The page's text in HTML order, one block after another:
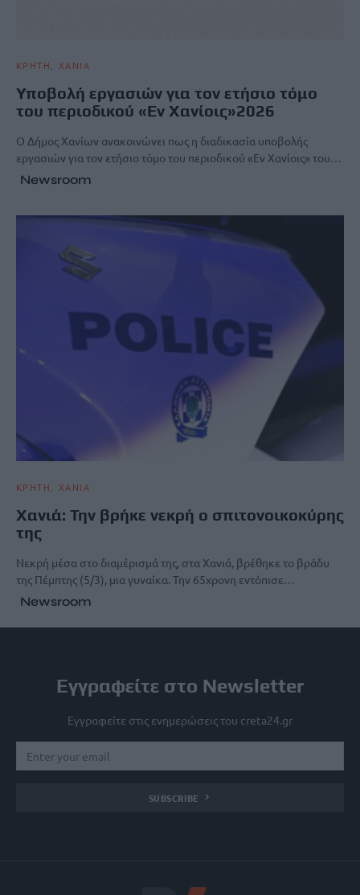
ΚΡΗΤΗ ΧΑΝΙΑ
Υποβολή εργασιών για τον ετήσιο τόμο
του περιοδικού «Εν Χανίοις»2026
Ο Δήμος Χανίων ανακοινώνει πως η διαδικασία υποβολής
εργασιών για τον ετήσιο τόμο του περιοδικού «Εν Χανίοις» του…
Newsroom
ΚΡΗΤΗ ΧΑΝΙΑ
Χανιά: Την βρήκε νεκρή ο σπιτονοικοκύρης
της
Νεκρή μέσα στο διαμέρισμά της, στα Χανιά, βρέθηκε το βράδυ
της Πέμπτης (5/3), μια γυναίκα. Την 65χρονη εντόπισε…
Newsroom
Εγγραφείτε στο Newsletter
Εγγραφείτε στις ενημερώσεις του creta24.gr
SUBSCRIBE